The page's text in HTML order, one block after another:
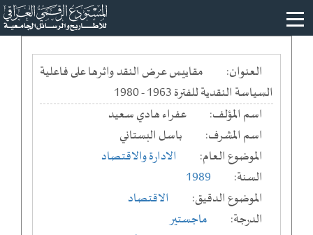
العنوان:
مقاييس عرض النقد واثرها على فاعلية
السياسة النقدية للفترة 1963 - 1980
اسم المؤلف:
عفراء هادي سعيد
اسم المشرف:
باسل البستاني
الموضوع العام:
الادارة والاقتصاد
السنة:
1989
الموضوع الدقيق:
الاقتصاد
الدرجة:
ماجستير